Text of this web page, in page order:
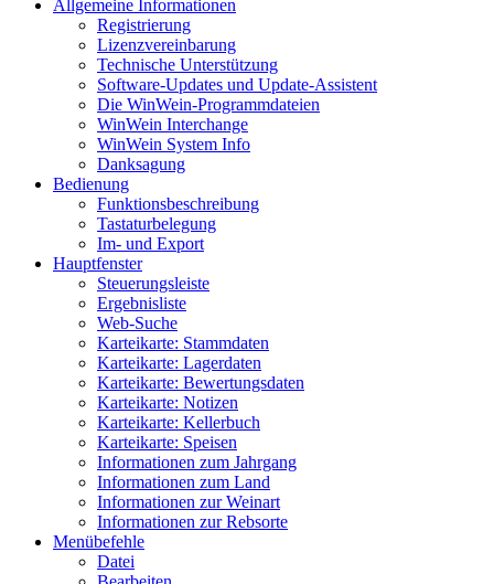
Allgemeine Informationen
Registrierung
Lizenzvereinbarung
Technische Unterstützung
Software-Updates und Update-Assistent
Die WinWein-Programmdateien
WinWein Interchange
WinWein System Info
Danksagung
Bedienung
Funktionsbeschreibung
Tastaturbelegung
Im- und Export
Hauptfenster
Steuerungsleiste
Ergebnisliste
Web-Suche
Karteikarte: Stammdaten
Karteikarte: Lagerdaten
Karteikarte: Bewertungsdaten
Karteikarte: Notizen
Karteikarte: Kellerbuch
Karteikarte: Speisen
Informationen zum Jahrgang
Informationen zum Land
Informationen zur Weinart
Informationen zur Rebsorte
Menübefehle
Datei